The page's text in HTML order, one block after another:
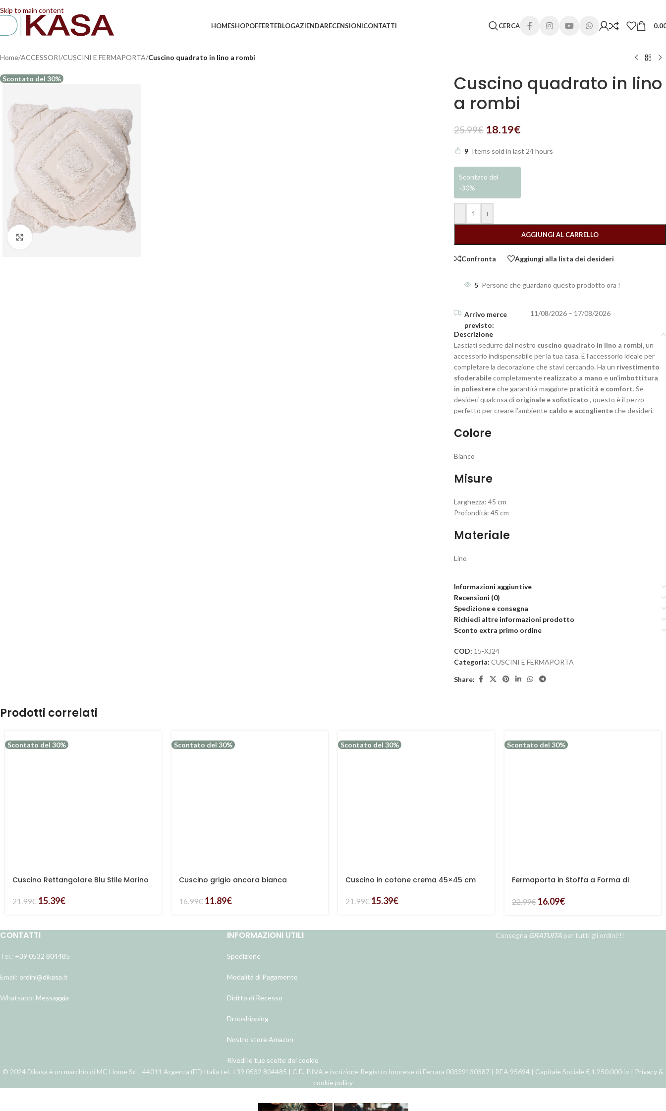
Skip to main content
HOMESHOPOFFERTEBLOGAZIENDARECENSIONICONTATTI CERCA
Home/ACCESSORI/CUSCINI E FERMAPORTA/Cuscino quadrato in lino a rombi
Scontato del 30%
Cuscino quadrato in lino
a rombi
25.99€ 18.19€
9 Items sold in last 24 hours
Scontato del
-30%
- +
AGGIUNGI AL CARRELLO
Confronta Aggiungi alla lista dei desideri
5 Persone che guardano questo prodotto ora !
11/08/2026 – 17/08/2026
Descrizione
Lasciati sedurre dal nostro cuscino quadrato in lino a rombi,un
accessorio indispensabile per la tua casa. È l’accessorio ideale per
completare la decorazione che stavi cercando. Ha un rivestimento
sfoderabilecompletamente realizzato a mano e un’imbottitura
in poliestereche garantirà maggiore praticità e comfort. Se
desideri qualcosa di originale e sofisticato , questo è il pezzo
perfetto per creare l’ambiente caldo e accoglienteche desideri.
Colore
Bianco
Misure
Larghezza: 45 cm
Profondità: 45 cm
Materiale
Lino
Informazioni aggiuntive
Recensioni (0)
Spedizione e consegna
Richiedi altre informazioni prodotto
Sconto extra primo ordine
COD: 15-XJ24
Categoria: CUSCINI E FERMAPORTA
Share:
Prodotti correlati
Scontato del 30%
Cuscino Rettangolare Blu Stile Marino
21.99€ 15.39€
Scontato del 30%
Cuscino grigio ancora bianca
16.99€ 11.89€
Scontato del 30%
Cuscino in cotone crema 45×45 cm
21.99€ 15.39€
Scontato del 30%
Fermaporta in Stoffa a Forma di
22.99€ 16.09€
CONTATTI
Tel.: +39 0532 804485
Email: ordini@dikasa.it
Whatsapp: Messaggia
INFORMAZIONI UTILI
Spedizione
Modalità di Pagamento
Diritto di Recesso
Dropshipping
Nostro store Amazon
Rivedi le tue scelte dei cookie
Consegna GRATUITA per tutti gli ordini!!!
© 2024 Dikasa è un marchio di MC Home Srl - 44011 Argenta (FE) Italia tel. +39 0532 804485 | C.F., P.IVA e iscrizione Registro Imprese di Ferrara 00339130387 | REA 95694 | Capitale Sociale € 1.250.000 i.v | Privacy &
cookie policy